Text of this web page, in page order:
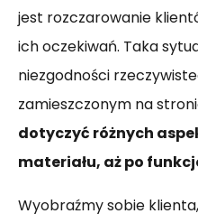
jest rozczarowanie
ich oczekiwań. Taka
niezgodności
zamieszczonym na
dotyczyć różnych
materiału, aż po
Wyobraźmy sobie